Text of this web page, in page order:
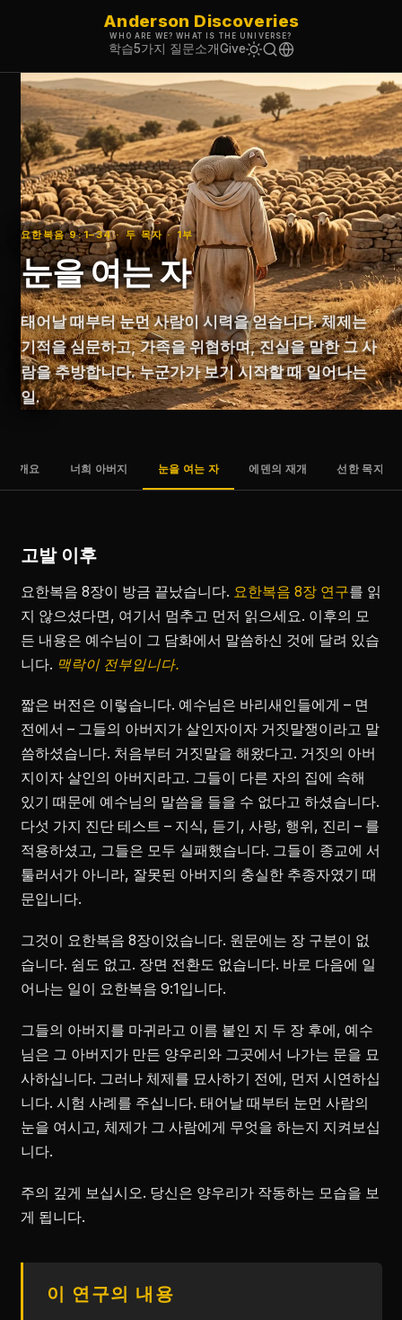
Anderson Discoveries
WHO ARE WE? WHAT IS THE UNIVERSE?
학습5가지 질문소개Give
요한복음 9:1–34 · 두 목자 · 1부
눈을 여는 자
태어날 때부터 눈먼 사람이 시력을 얻습니다. 체제는
기적을 심문하고, 가족을 위협하며, 진실을 말한 그 사
람을 추방합니다. 누군가가 보기 시작할 때 일어나는
일.
개요 너희 아버지 눈을 여는 자 에덴의 재개 선한 목자
고발 이후
요한복음 8장이 방금 끝났습니다. 요한복음 8장 연구를 읽
지 않으셨다면, 여기서 멈추고 먼저 읽으세요. 이후의 모
든 내용은 예수님이 그 담화에서 말씀하신 것에 달려 있습
니다. 맥락이 전부입니다.
짧은 버전은 이렇습니다. 예수님은 바리새인들에게 – 면
전에서 – 그들의 아버지가 살인자이자 거짓말쟁이라고 말
씀하셨습니다. 처음부터 거짓말을 해왔다고. 거짓의 아버
지이자 살인의 아버지라고. 그들이 다른 자의 집에 속해
있기 때문에 예수님의 말씀을 들을 수 없다고 하셨습니다.
다섯 가지 진단 테스트 – 지식, 듣기, 사랑, 행위, 진리 – 를
적용하셨고, 그들은 모두 실패했습니다. 그들이 종교에 서
툴러서가 아니라, 잘못된 아버지의 충실한 추종자였기 때
문입니다.
그것이 요한복음 8장이었습니다. 원문에는 장 구분이 없
습니다. 쉼도 없고. 장면 전환도 없습니다. 바로 다음에 일
어나는 일이 요한복음 9:1입니다.
그들의 아버지를 마귀라고 이름 붙인 지 두 장 후에, 예수
님은 그 아버지가 만든 양우리와 그곳에서 나가는 문을 묘
사하십니다. 그러나 체제를 묘사하기 전에, 먼저 시연하십
니다. 시험 사례를 주십니다. 태어날 때부터 눈먼 사람의
눈을 여시고, 체제가 그 사람에게 무엇을 하는지 지켜보십
니다.
주의 깊게 보십시오. 당신은 양우리가 작동하는 모습을 보
게 됩니다.
이 연구의 내용